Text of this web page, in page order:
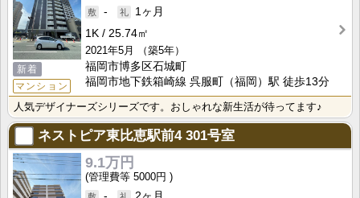
新着
マンション
-
1ヶ月
1K
25.74㎡
2021年5月
（築5年）
福岡市博多区石城町
福岡市地下鉄箱崎線 呉服町（福岡）駅 徒歩13分
人気デザイナーズシリーズです。おしゃれな新生活が待ってます♪
ネストピア東比恵駅前4301号室
9.1万円
5000円